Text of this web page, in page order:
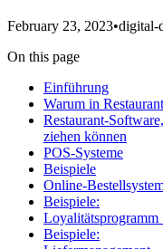
February 23, 2023•digital-
On this page
Einführung
Warum in
Restaurant-
ziehen können
POS-Systeme
Beispiele
Online-
Beispiele:
Loyalitätsprogramm
Beispiele: